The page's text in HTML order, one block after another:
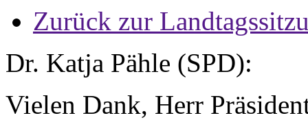
Zurück zur
Dr. Katja Pähle (SPD):
Vielen Dank, Herr